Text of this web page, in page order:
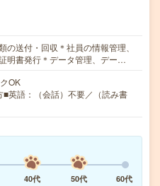
の送付・回収＊社員の情報管理、
明書発行＊データ管理、デー…
OK
英語：（会話）不要／（読み書
40代 50代
60代